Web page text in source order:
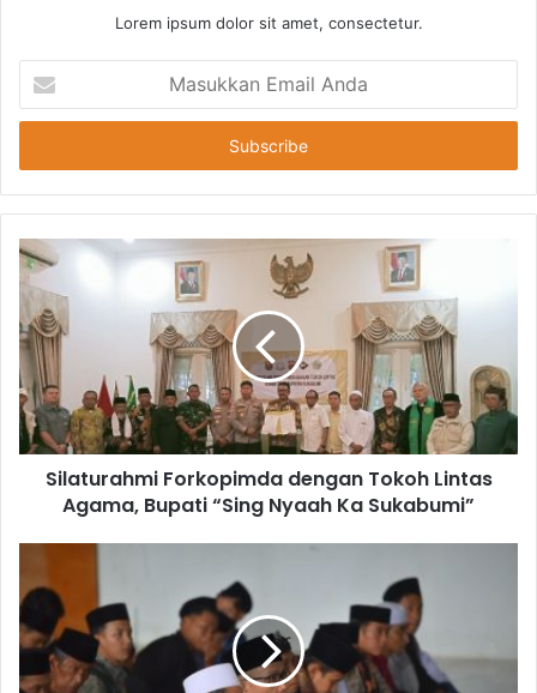
Lorem ipsum dolor sit amet, consectetur.
Email
Anda
Silaturahmi Forkopimda dengan Tokoh Lintas
Agama, Bupati “Sing Nyaah Ka Sukabumi”